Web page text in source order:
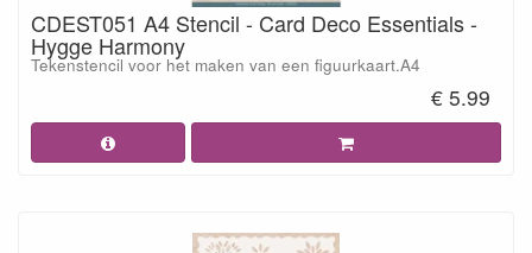
CDEST051 A4 Stencil - Card Deco Essentials -
Hygge Harmony
Tekenstencil voor het maken van een figuurkaart.A4
€ 5.99